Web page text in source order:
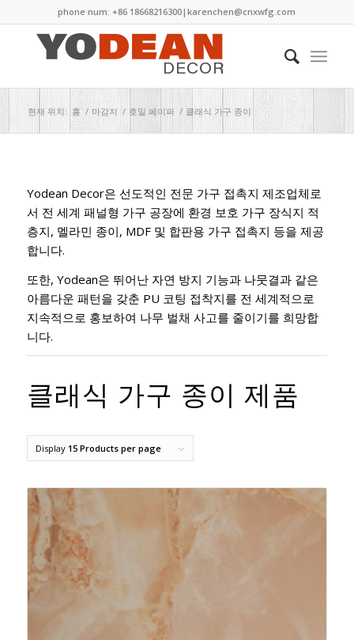
phone num: +86 18668216300|karenchen@cnxwfg.com
현재 위치: 홈 / 마감지 / 호일 페이퍼 / 클래식 가구 종이
Yodean Decor은 선도적인 전문 가구 접촉지 제조업체로
서 전 세계 패널형 가구 공장에 환경 보호 가구 장식지 적
층지, 멜라민 종이, MDF 및 합판용 가구 접촉지 등을 제공
합니다.
또한, Yodean은 뛰어난 자연 방지 기능과 나뭇결과 같은
아름다운 패턴을 갖춘 PU 코팅 접착지를 전 세계적으로
지속적으로 홍보하여 ​​나무 벌채 사고를 줄이기를 희망합
니다.
클래식 가구 종이 제품
Display 15 Products per page